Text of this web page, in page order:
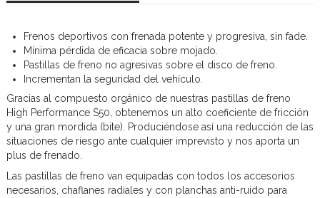
Frenos deportivos con frenada potente y progresiva, sin fade.
Mínima pérdida de eficacia sobre mojado.
Pastillas de freno no agresivas sobre el disco de freno.
Incrementan la seguridad del vehículo.
Gracias al compuesto orgánico de nuestras pastillas de freno
High Performance S50, obtenemos un alto coeficiente de fricción
y una gran mordida (bite). Produciéndose así una reducción de las
situaciones de riesgo ante cualquier imprevisto y nos aporta un
plus de frenado.
Las pastillas de freno van equipadas con todos los accesorios
necesarios, chaflanes radiales y con planchas anti-ruido para